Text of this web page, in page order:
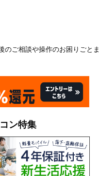
のご相談や操作のお困りごと
ン特集